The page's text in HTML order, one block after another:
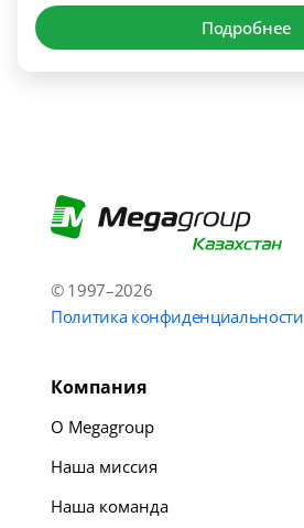
Подробнее
© 1997–2026
Политика конфиденциальности
Компания
О Megagroup
Наша миссия
Наша команда